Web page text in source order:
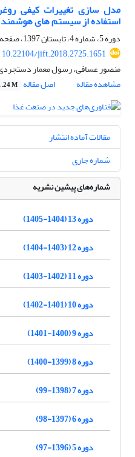
مدل سازی تغییرات کیفی
استفاده از سیستم های
دوره 5، شماره 4، تابستان 1397، صفحه
10.22104/jift.2018.2725.1651
منصور عسافی، رسول معمار
مشاهده مقاله
اصل مقاله M
مقالات آماده انتشار
شماره جاری
شماره‌های پیشین نشریه
دوره 13 (1404-1405)
دوره 12 (1403-1404)
دوره 11 (1402-1403)
دوره 10 (1401-1402)
دوره 9 (1400-1401)
دوره 8 (1399-1400)
دوره 7 (1398-99)
دوره 6 (1397-98)
دوره 5 (1396-97)